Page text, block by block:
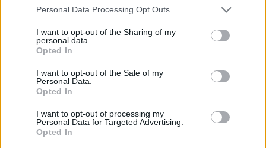
Personal Data Processing Opt Outs
I want to opt-out of the Sharing of my
personal data.
Opted In
I want to opt-out of the Sale of my
Personal Data.
Opted In
I want to opt-out of processing my
Personal Data for Targeted Advertising.
Opted In
Kurti kundërshton
kërkesat e LDK-së: Asnjë
marrëveshje nuk mund të
zhbëjë vullnetin qytetar
Gramsh, tre zjarre nën
terrene të vështira